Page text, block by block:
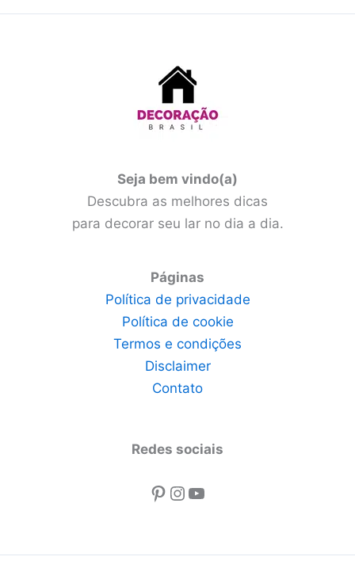
Seja bem vindo(a)
Descubra as melhores dicas
para decorar seu lar no dia a dia.
Páginas
Política de privacidade
Política de cookie
Termos e condições
Disclaimer
Contato
Redes sociais
Pinterest
Instagram
Youtube